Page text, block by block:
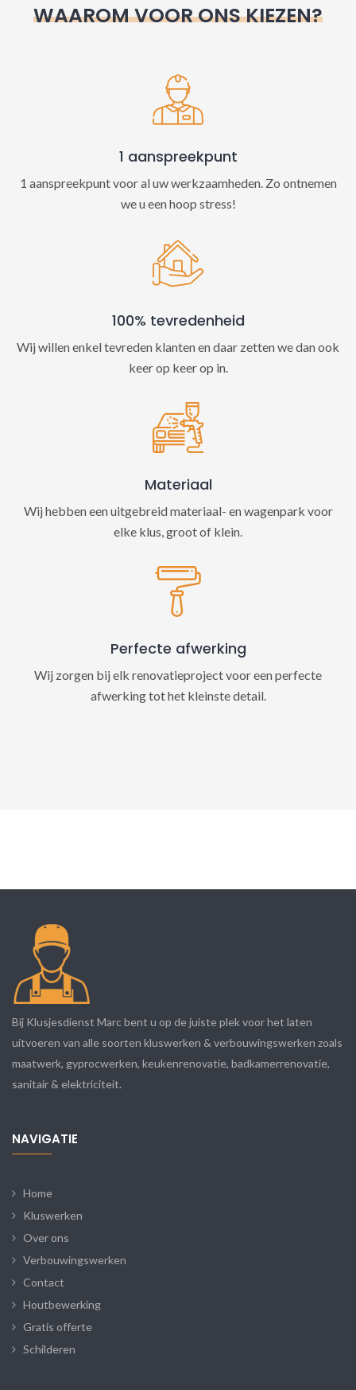
WAAROM VOOR ONS KIEZEN?
1 aanspreekpunt
1 aanspreekpunt voor al uw werkzaamheden. Zo ontnemen
we u een hoop stress!
100% tevredenheid
Wij willen enkel tevreden klanten en daar zetten we dan ook
keer op keer op in.
Materiaal
Wij hebben een uitgebreid materiaal- en wagenpark voor
elke klus, groot of klein.
Perfecte afwerking
Wij zorgen bij elk renovatieproject voor een perfecte
afwerking tot het kleinste detail.
Bij Klusjesdienst Marc bent u op de juiste plek voor het laten
uitvoeren van alle soorten kluswerken & verbouwingswerken zoals
maatwerk, gyprocwerken, keukenrenovatie, badkamerrenovatie,
sanitair & elektriciteit.
NAVIGATIE
Home
Kluswerken
Over ons
Verbouwingswerken
Contact
Houtbewerking
Gratis offerte
Schilderen